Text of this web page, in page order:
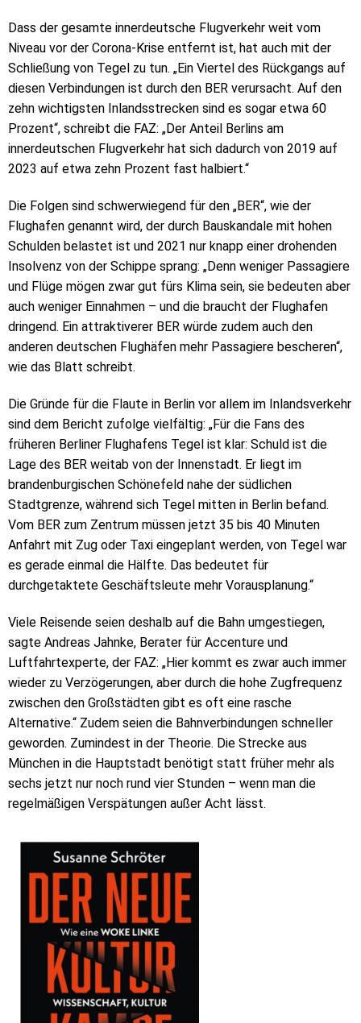
Dass der gesamte innerdeutsche Flugverkehr weit vom
Niveau vor der Corona-Krise entfernt ist, hat auch mit der
Schließung von Tegel zu tun. „Ein Viertel des Rückgangs auf
diesen Verbindungen ist durch den BER verursacht. Auf den
zehn wichtigsten Inlandsstrecken sind es sogar etwa 60
Prozent“, schreibt die FAZ: „Der Anteil Berlins am
innerdeutschen Flugverkehr hat sich dadurch von 2019 auf
2023 auf etwa zehn Prozent fast halbiert.“
Die Folgen sind schwerwiegend für den „BER“, wie der
Flughafen genannt wird, der durch Bauskandale mit hohen
Schulden belastet ist und 2021 nur knapp einer drohenden
Insolvenz von der Schippe sprang: „Denn weniger Passagiere
und Flüge mögen zwar gut fürs Klima sein, sie bedeuten aber
auch weniger Einnahmen – und die braucht der Flughafen
dringend. Ein attraktiverer BER würde zudem auch den
anderen deutschen Flughäfen mehr Passagiere bescheren“,
wie das Blatt schreibt.
Die Gründe für die Flaute in Berlin vor allem im Inlandsverkehr
sind dem Bericht zufolge vielfältig: „Für die Fans des
früheren Berliner Flughafens Tegel ist klar: Schuld ist die
Lage des BER weitab von der Innenstadt. Er liegt im
brandenburgischen Schönefeld nahe der südlichen
Stadtgrenze, während sich Tegel mitten in Berlin befand.
Vom BER zum Zentrum müssen jetzt 35 bis 40 Minuten
Anfahrt mit Zug oder Taxi eingeplant werden, von Tegel war
es gerade einmal die Hälfte. Das bedeutet für
durchgetaktete Geschäftsleute mehr Vorausplanung.“
Viele Reisende seien deshalb auf die Bahn umgestiegen,
sagte An­dreas Jahnke, Berater für Accenture und
Luftfahrtexperte, der FAZ: „Hier kommt es zwar auch immer
wieder zu Verzögerungen, aber durch die hohe Zugfrequenz
zwischen den Großstädten gibt es oft eine rasche
Alternative.“ Zudem seien die Bahnverbindungen schneller
geworden. Zumindest in der Theorie. Die Strecke aus
München in die Hauptstadt benötigt statt früher mehr als
sechs jetzt nur noch rund vier Stunden – wenn man die
regelmäßigen Verspätungen außer Acht lässt.